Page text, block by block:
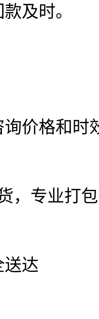
及时。
价格和时
，专业打包
送达